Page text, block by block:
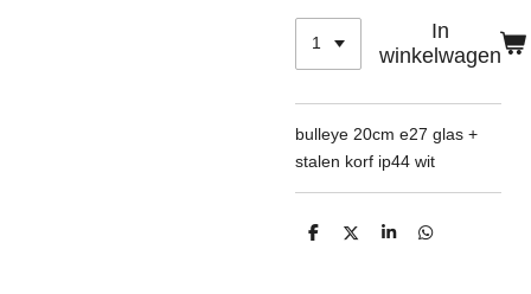
In
winkelwagen
bulleye 20cm e27 glas +
stalen korf ip44 wit
D
D
S
D